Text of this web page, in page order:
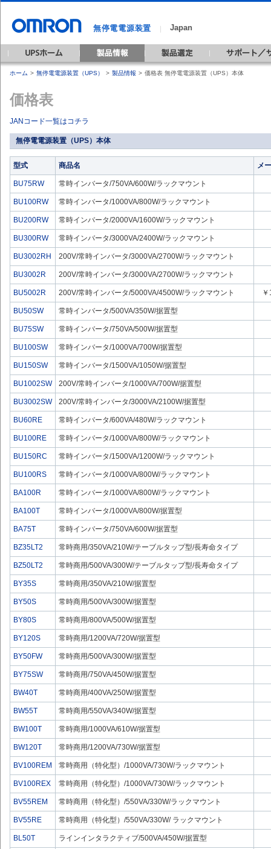
無停電電源装置 ｜ Japan
ホーム > 無停電電源装置（UPS） > 製品情報 > 価格表 無停電電源装置（UPS）本体
価格表
JANコード一覧はコチラ
無停電電源装置（UPS）本体
型式 商品名 メ
BU75RW 常時インバータ/750VA/600W/ラックマウント
BU100RW 常時インバータ/1000VA/800W/ラックマウント
BU200RW 常時インバータ/2000VA/1600W/ラックマウント
BU300RW 常時インバータ/3000VA/2400W/ラックマウント
BU3002RH 200V/常時インバータ/3000VA/2700W/ラックマウント
BU3002R 200V/常時インバータ/3000VA/2700W/ラックマウント
BU5002R 200V/常時インバータ/5000VA/4500W/ラックマウント
BU50SW 常時インバータ/500VA/350W/据置型
BU75SW 常時インバータ/750VA/500W/据置型
BU100SW 常時インバータ/1000VA/700W/据置型
BU150SW 常時インバータ/1500VA/1050W/据置型
BU1002SW 200V/常時インバータ/1000VA/700W/据置型
BU3002SW 200V/常時インバータ/3000VA/2100W/据置型
BU60RE 常時インバータ/600VA/480W/ラックマウント
BU100RE 常時インバータ/1000VA/800W/ラックマウント
BU150RC 常時インバータ/1500VA/1200W/ラックマウント
BU100RS 常時インバータ/1000VA/800W/ラックマウント
BA100R 常時インバータ/1000VA/800W/ラックマウント
BA100T 常時インバータ/1000VA/800W/据置型
BA75T 常時インバータ/750VA/600W/据置型
BZ35LT2 常時商用/350VA/210W/テーブルタップ型/長寿命タイプ
BZ50LT2 常時商用/500VA/300W/テーブルタップ型/長寿命タイプ
BY35S 常時商用/350VA/210W/据置型
BY50S 常時商用/500VA/300W/据置型
BY80S 常時商用/800VA/500W/据置型
BY120S 常時商用/1200VA/720W/据置型
BY50FW 常時商用/500VA/300W/据置型
BY75SW 常時商用/750VA/450W/据置型
BW40T 常時商用/400VA/250W/据置型
BW55T 常時商用/550VA/340W/据置型
BW100T 常時商用/1000VA/610W/据置型
BW120T 常時商用/1200VA/730W/据置型
BV100REM 常時商用（特化型）/1000VA/730W/ラックマウント
BV100REX 常時商用（特化型）/1000VA/730W/ラックマウント
BV55REM 常時商用（特化型）/550VA/330W/ラックマウント
BV55RE 常時商用（特化型）/550VA/330W/ ラックマウント
BL50T ラインインタラクティブ/500VA/450W/据置型